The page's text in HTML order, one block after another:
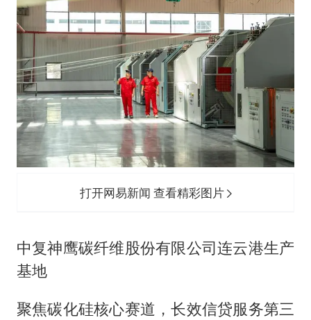
打开网易新闻 查看精彩图片
中复神鹰碳纤维股份有限公司连云港生产
基地
聚焦碳化硅核心赛道，长效信贷服务第三